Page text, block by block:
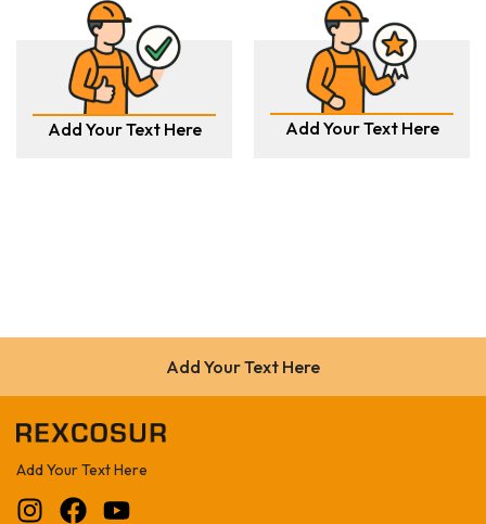
Add Your Text Here Add Your Text Here
Add Your Text Here
Add Your Text Here